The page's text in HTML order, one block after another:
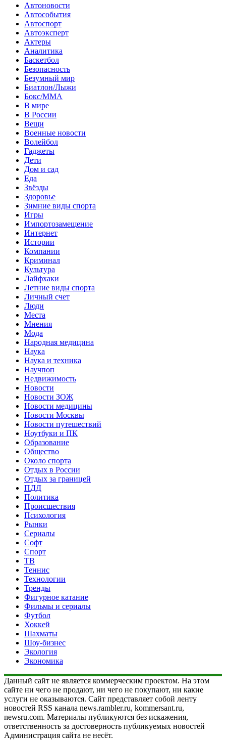
Автоновости
Автособытия
Автоспорт
Автоэксперт
Актеры
Аналитика
Баскетбол
Безопасность
Безумный мир
Биатлон/Лыжи
Бокс/MMA
В мире
В России
Вещи
Военные новости
Волейбол
Гаджеты
Дети
Дом и сад
Еда
Звёзды
Здоровье
Зимние виды спорта
Игры
Импортозамещение
Интернет
Истории
Компании
Криминал
Культура
Лайфхаки
Летние виды спорта
Личный счет
Люди
Места
Мнения
Мода
Народная медицина
Наука
Наука и техника
Научпоп
Недвижимость
Новости
Новости ЗОЖ
Новости медицины
Новости Москвы
Новости путешествий
Ноутбуки и ПК
Образование
Общество
Около спорта
Отдых в России
Отдых за границей
ПДД
Политика
Происшествия
Психология
Рынки
Сериалы
Софт
Спорт
ТВ
Теннис
Технологии
Тренды
Фигурное катание
Фильмы и сериалы
Футбол
Хоккей
Шахматы
Шоу-бизнес
Экология
Экономика
Данный сайт не является коммерческим проектом. На этом
сайте ни чего не продают, ни чего не покупают, ни какие
услуги не оказываются. Сайт представляет собой ленту
новостей RSS канала news.rambler.ru, kommersant.ru,
newsru.com. Материалы публикуются без искажения,
ответственность за достоверность публикуемых новостей
Администрация сайта не несёт.